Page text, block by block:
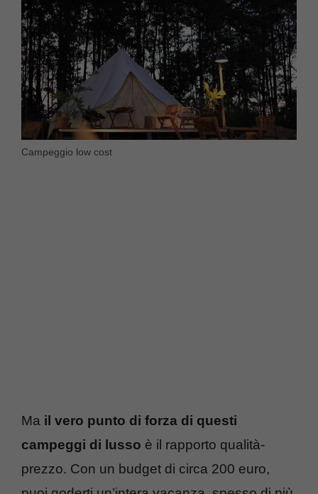
Campeggio low cost
Ma il vero punto di forza di questi
campeggi di lusso è il rapporto qualità-
prezzo. Con un budget di circa 200 euro,